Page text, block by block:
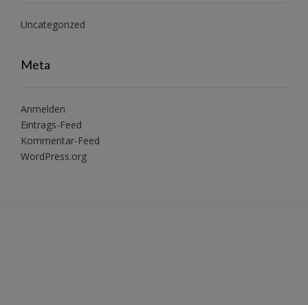
Uncategorized
Meta
Anmelden
Eintrags-Feed
Kommentar-Feed
WordPress.org